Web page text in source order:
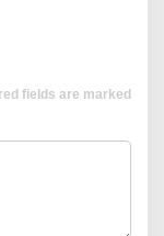
fields are marked